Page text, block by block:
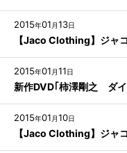
2015年01 月13日
【Jaco Clothing】ジャ
2015年01 月11日
新作DVD｢柿澤剛之 ダイ
2015年01 月10日
【Jaco Clothing】ジャ